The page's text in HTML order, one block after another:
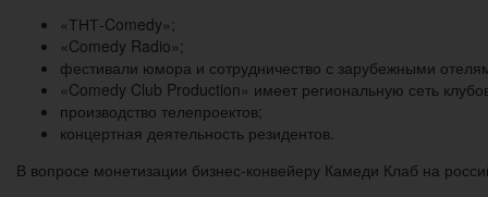
«ТНТ-Comedy»;
«Comedy Radio»;
фестивали юмора и сотрудничество с зарубежными
«Comedy Club Production» имеет региональную сеть
производство телепроектов;
концертная деятельность резидентов.
В вопросе монетизации бизнес-конвейеру Камеди Клаб на